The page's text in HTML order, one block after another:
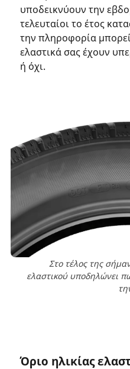
υποδεικνύουν την
τελευταίοι το έτος
την πληροφορία
ελαστικά σας έχουν
ή όχι.
Στο τέλος της
ελαστικού υποδηλώνει
Όριο ηλικίας